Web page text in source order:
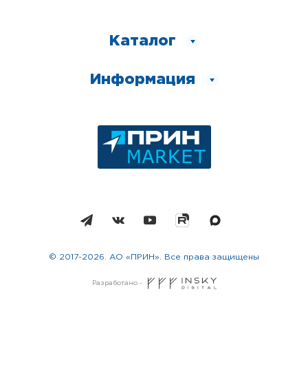
Каталог
Информация
Разработано -
© 2017-2026. АО «ПРИН». Все права защищены